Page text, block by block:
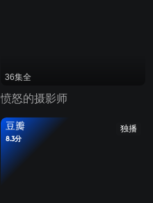
36集全
愤怒的摄影师
独播
豆瓣
8.3分